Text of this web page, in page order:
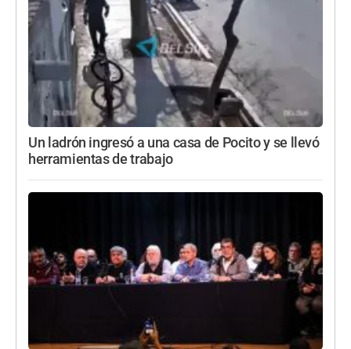
Un ladrón ingresó a una casa de Pocito y se llevó
herramientas de trabajo